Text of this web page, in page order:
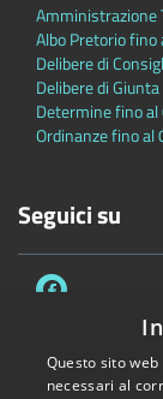
Albo Pretorio
Delibere di
Delibere di
Determine fino
Ordinanze fino
Seguici su
Questo sito
necessari al